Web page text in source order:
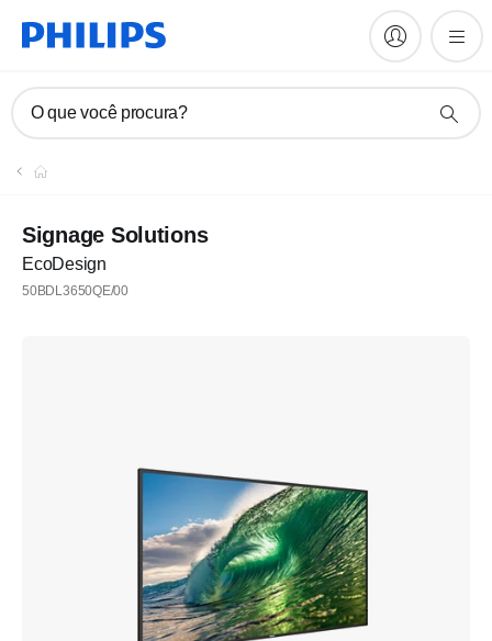
O que você procura?
Signage Solutions
EcoDesign
50BDL3650QE/00